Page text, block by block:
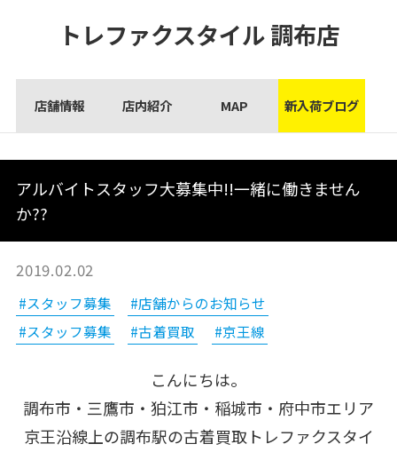
トレファクスタイル調布店
店舗情報 店内紹介 MAP 新入荷ブログ
アルバイトスタッフ大募集中!!一緒に働きません
か??
2019.02.02
#スタッフ募集
#店舗からのお知らせ
#スタッフ募集
#古着買取 #京王線
こんにちは。
調布市・三鷹市・狛江市・稲城市・府中市エリア
京王沿線上の調布駅の古着買取トレファクスタイ